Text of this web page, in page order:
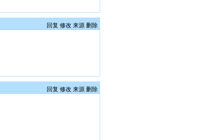
回复 修改 来源 删除
回复 修改 来源 删除